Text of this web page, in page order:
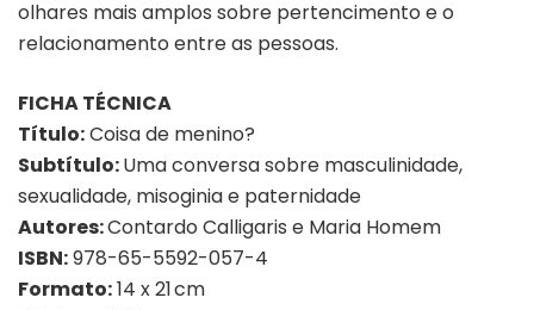
olhares mais amplos sobre pertencimento e o
relacionamento entre as pessoas.
FICHA TÉCNICA
Título:Coisa de menino?
Subtítulo:Uma conversa sobre masculinidade,
sexualidade, misoginia e paternidade
Autores:Contardo Calligaris e Maria Homem
ISBN:978-65-5592-057-4
Formato:14 x 21 cm